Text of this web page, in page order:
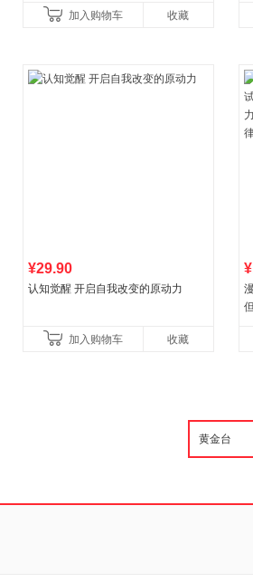
加入购物车 收藏
¥29.90
认知觉醒 开启自我改变的原动力
加入购物车 收藏